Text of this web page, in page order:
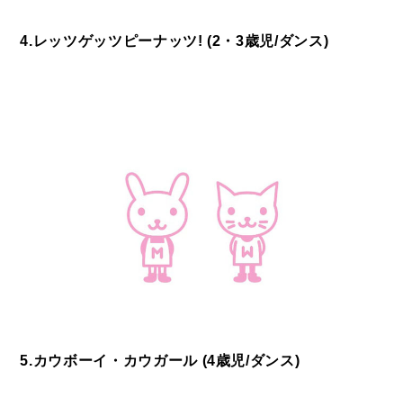
4.レッツゲッツピーナッツ! (2・3歳児/ダンス)
5.カウボーイ・カウガール (4歳児/ダンス)